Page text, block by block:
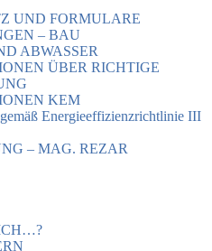
UND FORMULARE
– BAU
ABWASSER
ÜBER RICHTIGE
KEM
Energieeffizienzrichtlinie III
– MAG. REZAR